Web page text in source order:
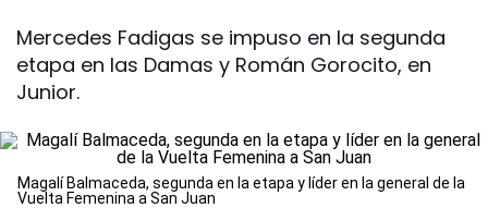
Mercedes Fadigas se impuso en la segunda
etapa en las Damas y Román Gorocito, en
Junior.
Magalí Balmaceda, segunda en la etapa y líder en la general de la
Vuelta Femenina a San Juan